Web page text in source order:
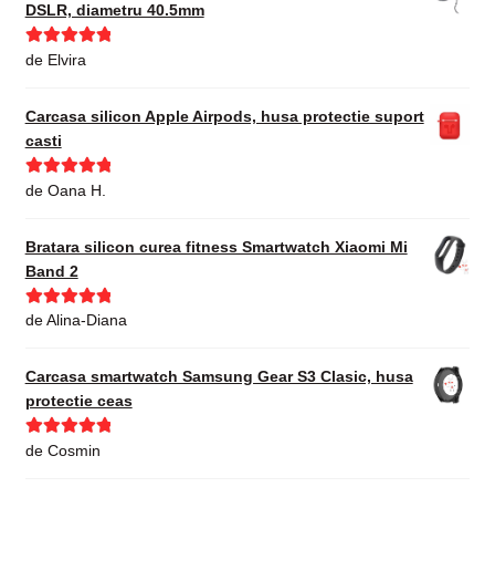
DSLR, diametru 40.5mm
Evaluat la
de Elvira
Carcasa silicon Apple Airpods, husa protectie suport
casti
Evaluat la5
de Oana H.
Bratara silicon curea fitness Smartwatch Xiaomi Mi
Band 2
Evaluat la5
de Alina-Diana
Carcasa smartwatch Samsung Gear S3 Clasic, husa
protectie ceas
Evaluat la5
de Cosmin